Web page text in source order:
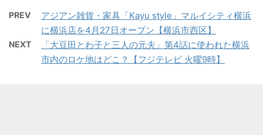
PREV
アジアン雑貨・家具「Kayu style」マルイシティ横浜
に横浜店を4月27日オープン【横浜市西区】
NEXT
「大豆田とわ子と三人の元夫」第4話に使われた横浜
市内のロケ地はどこ？【フジテレビ 火曜9時】